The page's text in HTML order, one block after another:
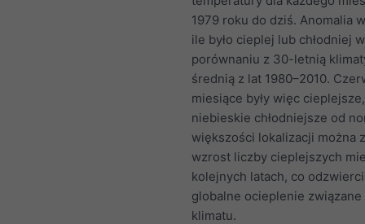
1979 roku do dziś. Anomalia
ile było cieplej lub chłodniej w
porównaniu z 30-letnią
średnią z lat 1980–2010.
miesiące były więc
niebieskie chłodniejsze od
większości lokalizacji można
wzrost liczby cieplejszych
kolejnych latach, co
globalne ocieplenie związane
klimatu.